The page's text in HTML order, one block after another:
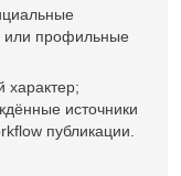
или профильные
характер;
источники
публикации.